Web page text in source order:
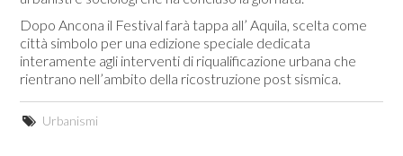
Dopo Ancona il Festival farà tappa all’ Aquila, scelta come
città simbolo per una edizione speciale dedicata
interamente agli interventi di riqualificazione urbana che
rientrano nell’ambito della ricostruzione post sismica.
Urbanismi